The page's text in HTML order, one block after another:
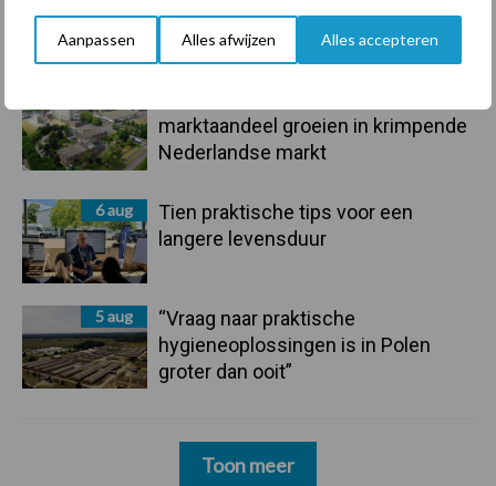
Aanpassen Alles afwijzen Alles accepteren
onderschatte risicofactor voor
mastitis
marktaandeel groeien in krimpende
Nederlandse markt
6 aug
Tien praktische tips voor een
langere levensduur
5 aug
“Vraag naar praktische
hygieneoplossingen is in Polen
groter dan ooit”
Toon meer